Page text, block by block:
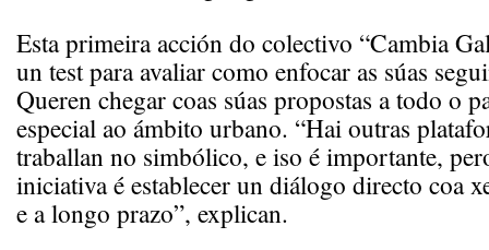
Esta primeira acción do colectivo “Cambia
un test para avaliar como enfocar as súas
Queren chegar coas súas propostas a todo o
especial ao ámbito urbano. “Hai outras
traballan no simbólico, e iso é importante,
iniciativa é establecer un diálogo directo coa
e a longo prazo”, explican.